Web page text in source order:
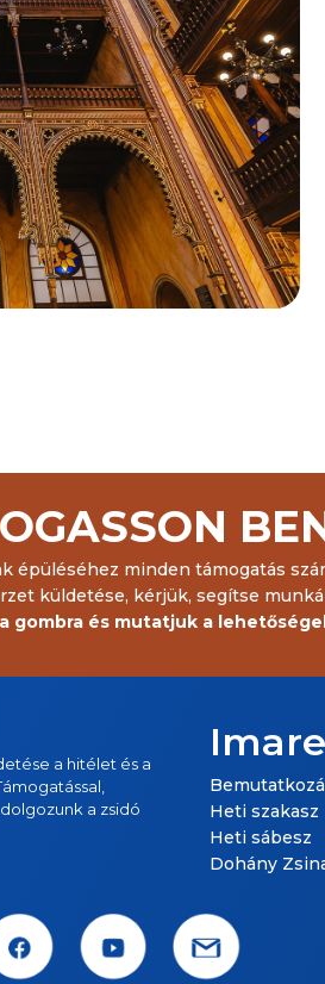
épüléséhez minden támogatás
küldetése, kérjük, segítse
gombra és mutatjuk a
a hitélet és a
a zsidó
Dohány
Heti szakasz
Heti sábesz